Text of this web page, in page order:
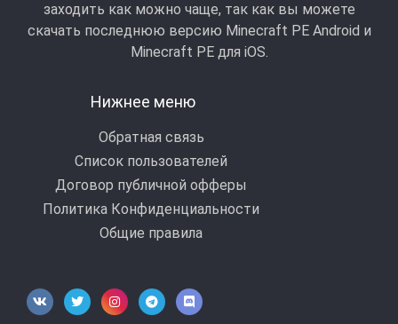
заходить как можно чаще, так как вы можете
скачать последнюю версию Minecraft PE Android и
Minecraft РЕ для iOS.
Нижнее меню
Обратная связь
Список пользователей
Договор публичной офферы
Политика Конфиденциальности
Общие правила